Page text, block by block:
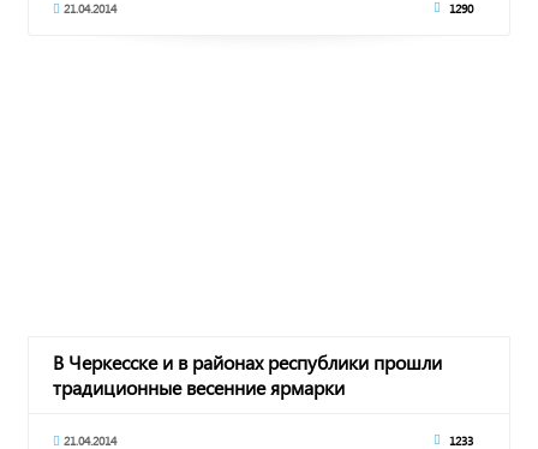
21.04.2014 1290
В Черкесске и в районах республики прошли
традиционные весенние ярмарки
21.04.2014 1233